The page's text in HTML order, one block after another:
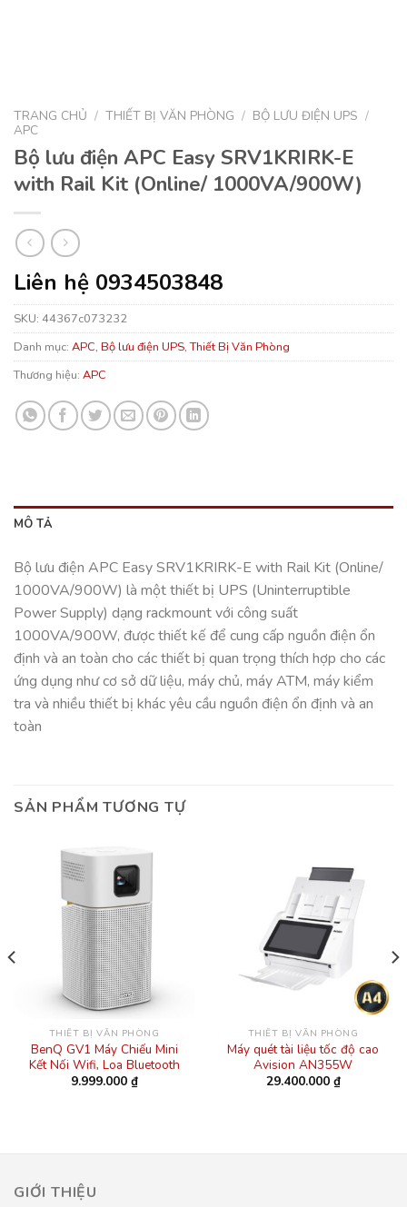
TRANG CHỦ / THIẾT BỊ VĂN PHÒNG / BỘ LƯU ĐIỆN UPS /
APC
Bộ lưu điện APC Easy SRV1KRIRK-E
with Rail Kit (Online/ 1000VA/900W)
Liên hệ 0934503848
SKU: 44367c073232
Danh mục: APC, Bộ lưu điện UPS,Thiết Bị Văn Phòng
Thương hiệu: APC
MÔ TẢ
Bộ lưu điện APC Easy SRV1KRIRK-E with Rail Kit (Online/
1000VA/900W) là một thiết bị UPS (Uninterruptible
Power Supply) dạng rackmount với công suất
1000VA/900W, được thiết kế để cung cấp nguồn điện ổn
định và an toàn cho các thiết bị quan trọng thích hợp cho các
ứng dụng như cơ sở dữ liệu, máy chủ, máy ATM, máy kiểm
tra và nhiều thiết bị khác yêu cầu nguồn điện ổn định và an
toàn
SẢN PHẨM TƯƠNG TỰ
THIẾT BỊ VĂN PHÒNG
BenQ GV1 Máy Chiếu Mini
Kết Nối Wifi, Loa Bluetooth
9.999.000 ₫
THIẾT BỊ VĂN PHÒNG
Máy quét tài liệu tốc độ cao
Avision AN355W
29.400.000 ₫
GIỚI THIỆU